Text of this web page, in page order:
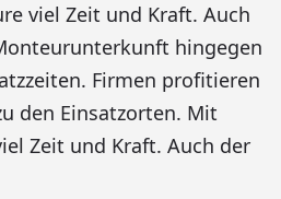
viel Zeit und Kraft. Auch
hingegen
Firmen profitieren
den Einsatzorten. Mit
Zeit und Kraft. Auch der